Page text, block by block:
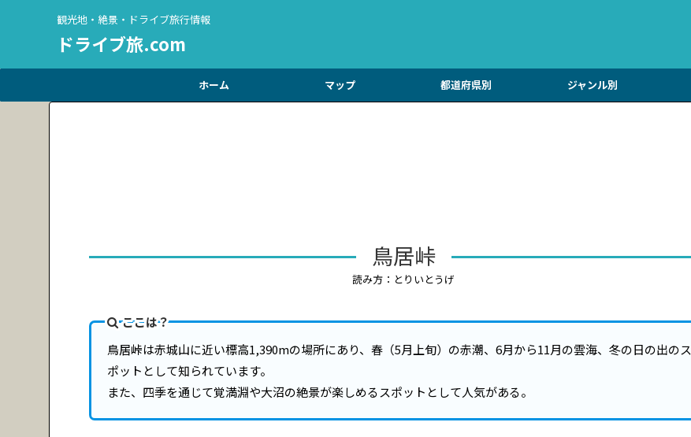
観光地・絶景・ドライブ旅行情報
ドライブ旅.com
ホーム マップ 都道府県別 ジャンル別
鳥居峠
読み方：とりいとうげ
ここは？
鳥居峠は赤城山に近い標高1,390mの場所にあり、春（5月上旬）の赤潮、6月から11月の雲海、冬の日の出のス
ポットとして知られています。
また、四季を通じて覚満淵や大沼の絶景が楽しめるスポットとして人気がある。